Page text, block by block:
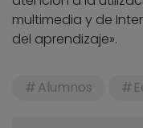
multimedia y de
del aprendizaje».
Alumnos